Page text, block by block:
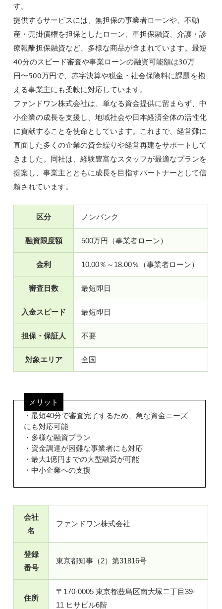
す。
提供するサービスには、無担保の事業者ローンや、不動
産・売掛債権を担保としたローン、車担保融資、介護・診
療報酬担保融資など、多様な商品が含まれています。最短
40分のスピード審査や事業ローンの融資可能額は30万
円〜500万円で、赤字決算や税金・社会保険料に課題を抱
える事業主にも柔軟に対応しています。
ファンドワン株式会社は、単なる資金提供に留まらず、中
小企業の成長を支援し、地域社会や日本経済全体の活性化
に貢献することを使命としています。これまで、経営難に
直面した多くの企業の資金繰りや経営再建をサポートして
きました。同社は、経験豊富なスタッフが最適なプランを
提案し、事業主とともに成長を目指すパートナーとして信
頼されています。
区分 ノンバンク
融資限度額 500万円（事業者ローン）
金利 10.00％～18.00％（事業者ローン）
審査日数 最短即日
入金スピード 最短即日
担保・保証人 不要
対象エリア 全国
メリット
・最短40分で審査完了するため、急な資金ニーズ
にも対応可能
・多様な融資プラン
・資金調達が困難な事業者にも対応
・最大1億円までの大型融資が可能
・中小企業への支援
会社
名
ファンドワン株式会社
登録
番号
東京都知事（2）第31816号
住所
〒170-0005 東京都豊島区南大塚二丁目39-
11 ヒサビル6階